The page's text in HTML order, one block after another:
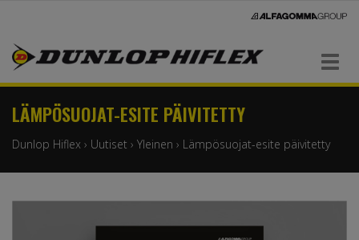
Navigaatio
LÄMPÖSUOJAT-ESITE PÄIVITETTY
Dunlop Hiflex › Uutiset › Yleinen › Lämpösuojat-esite päivitetty